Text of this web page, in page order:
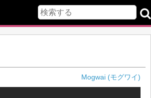
Mogwai (モグワイ)